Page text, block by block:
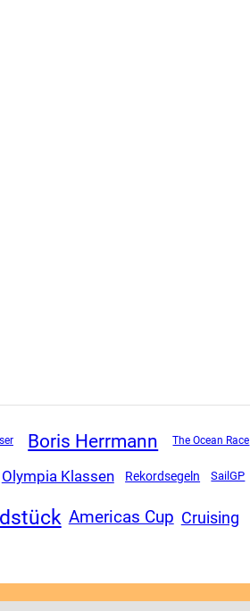
Boris Herrmann The Ocean Race
Olympia Klassen Rekordsegeln SailGP
Americas Cup Cruising